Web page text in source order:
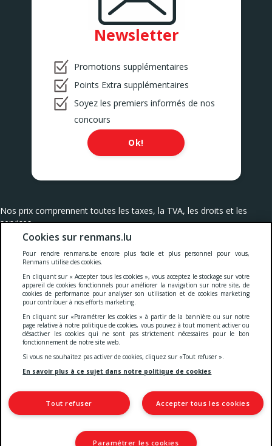
Newsletter
Promotions supplémentaires
Points Extra supplémentaires
Soyez les premiers informés de nos
concours
Ok!
Nos prix comprennent toutes les taxes, la TVA, les droits et les
services.
Deklaratioun zur Barrierefräiheet
© 2026 Viande Luxembourg S.A.
4 Rue Henri M. Schnadt
2530 Luxembourg
TVA: LU15083165
IBAN: LU66 0030 5265 0422 0000
Cookies sur renmans.lu
Pour rendre renmans.be encore plus facile et plus personnel pour vous,
Renmans utilise des cookies.
En cliquant sur « Accepter tous les cookies », vous acceptez le stockage sur votre
appareil de cookies fonctionnels pour améliorer la navigation sur notre site, de
cookies de performance pour analyser son utilisation et de cookies marketing
pour contribuer à nos efforts marketing.
En cliquant sur «Paramétrer les cookies » à partir de la bannière ou sur notre
page relative à notre politique de cookies, vous pouvez à tout moment activer ou
désactiver les cookies qui ne sont pas strictement nécessaires pour le bon
fonctionnement de notre site web.
Si vous ne souhaitez pas activer de cookies, cliquez sur «Tout refuser ».
En savoir plus à ce sujet dans notre politique de cookies
Accepter tous les cookies
Tout refuser
Paramétrer les cookies